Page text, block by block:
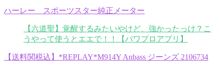
ハーレー スポーツスター純正メーター
【六道聖】覚醒するみたいやけど、強かったっけ？こ
うやって使うとエエで！！【パワプロアプリ】
【送料関税込】*REPLAY*M914Y Anbass ジーンズ 2106734